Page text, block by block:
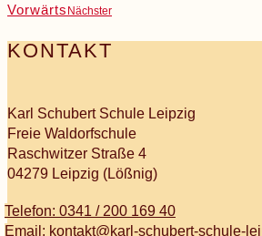
Vorwärts Nächster
KONTAKT
Karl Schubert Schule Leipzig
Freie Waldorfschule
Raschwitzer Straße 4
04279 Leipzig (Lößnig)
Telefon: 0341 / 200 169 40
Email: kontakt@karl-schubert-schule-